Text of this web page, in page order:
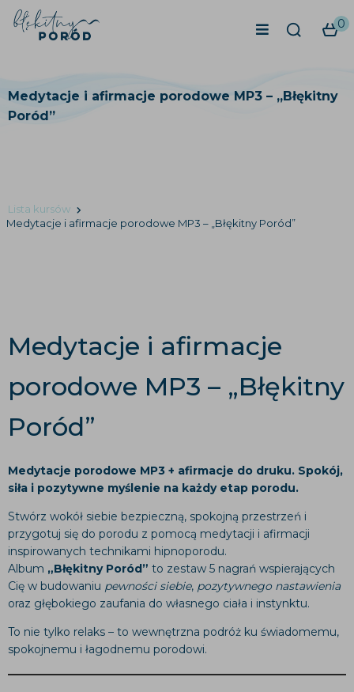
0
Medytacje i afirmacje porodowe MP3 – „Błękitny
Poród”
Lista kursów
Medytacje i afirmacje porodowe MP3 – „Błękitny Poród”
Medytacje i afirmacje
porodowe MP3 – „Błękitny
Poród”
Medytacje porodowe MP3 + afirmacje do druku. Spokój,
siła i pozytywne myślenie na każdy etap porodu.
Stwórz wokół siebie bezpieczną, spokojną przestrzeń i
przygotuj się do porodu z pomocą medytacji i afirmacji
inspirowanych technikami hipnoporodu.
Album „Błękitny Poród” to zestaw 5 nagrań wspierających
Cię w budowaniu pewności siebie, pozytywnego nastawienia
oraz głębokiego zaufania do własnego ciała i instynktu.
To nie tylko relaks – to wewnętrzna podróż ku świadomemu,
spokojnemu i łagodnemu porodowi.